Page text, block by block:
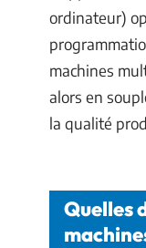
ordinateur)
machines
alors en
la qualité
Quelles